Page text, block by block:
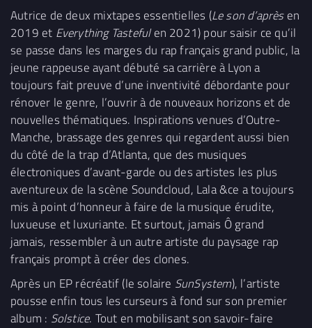
Autrice de deux mixtapes essentielles (Le son d’aprèsen
2019 et Everything Tastefulen 2021) pour saisir ce qu’il
se passe dans les marges du rap français grand public, la
jeune rappeuse ayant débuté sa carrière à Lyon a
toujours fait preuve d’une inventivité débordante pour
rénover le genre, l’ouvrir à de nouveaux horizons et de
nouvelles thématiques. Inspirations venues d’Outre-
Manche, brassage des genres qui regardent aussi bien
du côté de la trap d’Atlanta, que des musiques
électroniques d’avant-garde ou des artistes les plus
aventureux de la scène Soundcloud, Lala &ce a toujours
mis à point d’honneur à faire de la musique érudite,
luxueuse et luxuriante. Et surtout, jamais Ô grand
jamais, ressembler à un autre artiste du paysage rap
français prompt à créer des clones.
Après un EP récréatif (le solaire SunSystem), l’artiste
pousse enfin tous les curseurs à fond sur son premier
album : Solstice. Tout en mobilisant son savoir-faire